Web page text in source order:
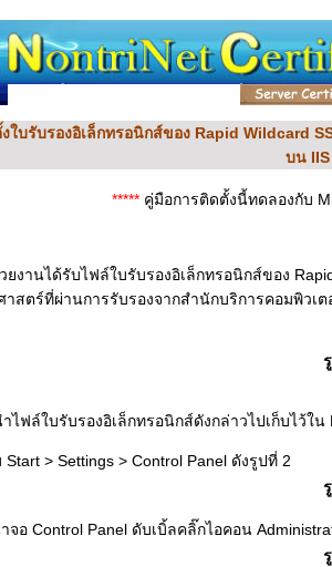
ใบรับรองอิเล็กทรอนิกส์ของ Rapid Wildcard
บน
***** คู่มือการติดตั้งนี้ทดลองกับ
ยงานได้รับไฟล์ใบรับรองอิเล็กทรอนิกส์ของ
าสตร์ที่ผ่านการรับรองจากสำนักบริการคอมพิวเ
ไฟล์ใบรับรองอิเล็กทรอนิกส์ดังกล่าวไปเก็บไว้ใ
> Settings > Control Panel ดังรูปที่ 2
จอ Control Panel ดับเบิ้ลคลิ๊กไอคอน